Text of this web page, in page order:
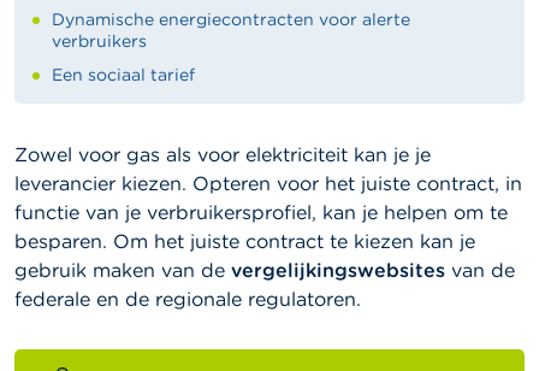
Dynamische energiecontracten voor alerte
verbruikers
Een sociaal tarief
Zowel voor gas als voor elektriciteit kan je je
leverancier kiezen. Opteren voor het juiste contract, in
functie van je verbruikersprofiel, kan je helpen om te
besparen. Om het juiste contract te kiezen kan je
gebruik maken van de vergelijkingswebsites van de
federale en de regionale regulatoren.